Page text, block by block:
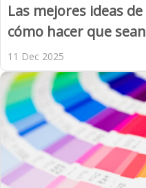
Las mejores ideas
cómo hacer que
11 Dec 2025